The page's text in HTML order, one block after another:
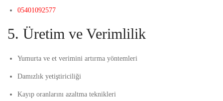
05401092577
5. Üretim ve Verimlilik
Yumurta ve et verimini artırma yöntemleri
Damızlık yetiştiriciliği
Kayıp oranlarını azaltma teknikleri